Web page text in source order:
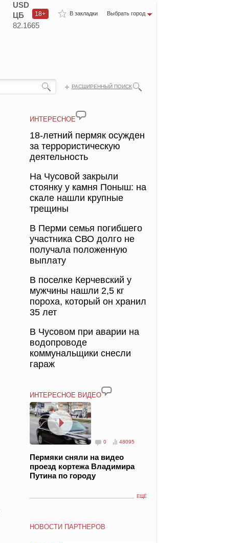
В закладки Выбрать город
18+
USD
ЦБ
82.1665
РАСШИРЕННЫЙ ПОИСК
ИНТЕРЕСНОЕ
18-летний пермяк осужден
за террористическую
деятельность
На Чусовой закрыли
стоянку у камня Поныш: на
скале нашли крупные
трещины
В Перми семья погибшего
участника СВО долго не
получала положенную
выплату
В поселке Керчевский у
мужчины нашли 2,5 кг
пороха, который он хранил
35 лет
В Чусовом при аварии на
водопроводе
коммунальщики снесли
гараж
ИНТЕРЕСНОЕ ВИДЕО
0 48095
Пермяки сняли на видео
проезд кортежа Владимира
Путина по городу
ЕЩЁ
НОВОСТИ ПАРТНЕРОВ